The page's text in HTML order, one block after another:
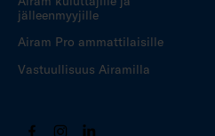
jälleenmyyjille
Airam Pro ammattilaisille
Vastuullisuus Airamilla